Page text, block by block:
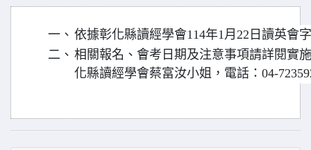
一、 依據彰化縣讀經學會114年1月22日讀英會
二、 相關報名、會考日期及注意事項請詳閱實
化縣讀經學會蔡富汝小姐，電話：04-